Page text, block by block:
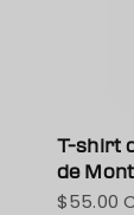
T-shirt
de
Prix de
$55.00